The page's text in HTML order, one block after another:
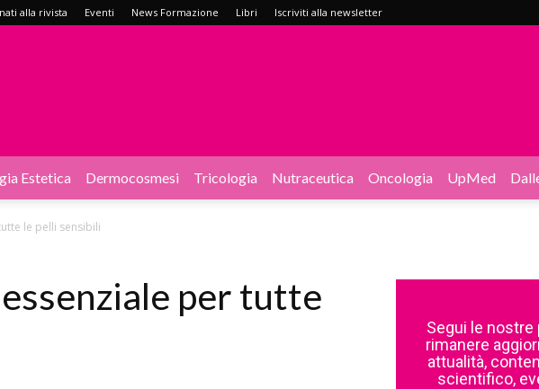
alla rivista Eventi News Formazione Libri Iscriviti alla newsletter
Estetica Dermocosmesi Tricologia Nutraceutica Oncologia UpMed
le pelli sensibili
per tutte
Segui le nostre
rimanere
attualità,
scientifico,